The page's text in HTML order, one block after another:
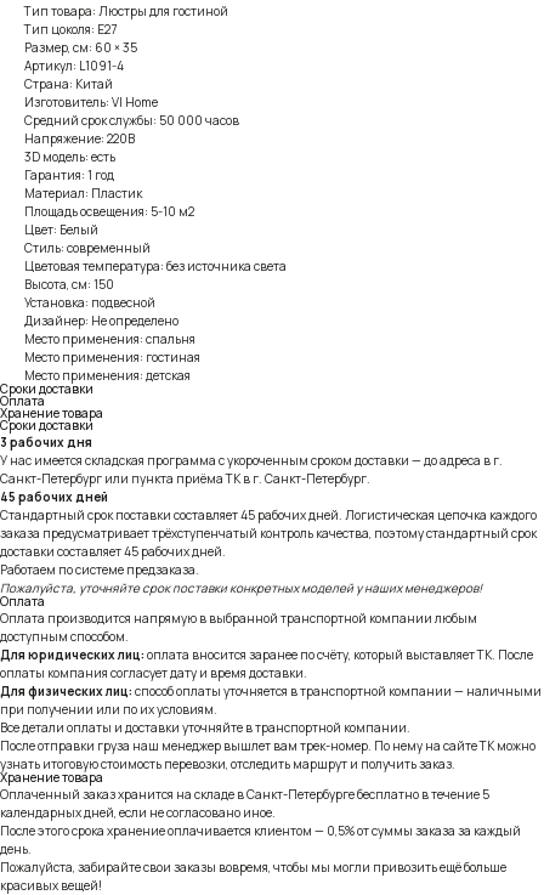
Тип товара: Люстры для гостиной
Тип цоколя: E27
Размер, см: 60 × 35
Артикул: L1091-4
Страна: Китай
Изготовитель: VI Home
Средний срок службы: 50 000 часов
Напряжение: 220В
3D модель: есть
Гарантия: 1 год
Материал: Пластик
Площадь освещения: 5-10 м2
Цвет: Белый
Стиль: современный
Цветовая температура: без источника света
Высота, см: 150
Установка: подвесной
Дизайнер: Не определено
Место применения: спальня
Место применения: гостиная
Место применения: детская
Сроки доставки
Оплата
Хранение товара
Сроки доставки
3 рабочих дня
У нас имеется складская программа с укороченным сроком доставки — до адреса в г.
Санкт-Петербург или пункта приёма ТК в г. Санкт-Петербург.
45 рабочих дней
Стандартный срок поставки составляет 45 рабочих дней. Логистическая цепочка каждого
заказа предусматривает трёхступенчатый контроль качества, поэтому стандартный срок
доставки составляет 45 рабочих дней.
Работаем по системе предзаказа.
Пожалуйста, уточняйте срок поставки конкретных моделей у наших менеджеров!
Оплата
Оплата производится напрямую в выбранной транспортной компании любым
доступным способом.
Для юридических лиц: оплата вносится заранее по счёту, который выставляет ТК. После
оплаты компания согласует дату и время доставки.
Для физических лиц: способ оплаты уточняется в транспортной компании — наличными
при получении или по их условиям.
Все детали оплаты и доставки уточняйте в транспортной компании.
После отправки груза наш менеджер вышлет вам трек-номер. По нему на сайте ТК можно
узнать итоговую стоимость перевозки, отследить маршрут и получить заказ.
Хранение товара
Оплаченный заказ хранится на складе в Санкт-Петербурге бесплатно в течение 5
календарных дней, если не согласовано иное.
После этого срока хранение оплачивается клиентом — 0,5% от суммы заказа за каждый
день.
Пожалуйста, забирайте свои заказы вовремя, чтобы мы могли привозить ещё больше
красивых вещей!